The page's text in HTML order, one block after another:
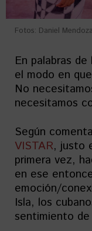
Fotos: Daniel
En palabras
el modo en
No
necesitamos
Según
VISTAR, justo
primera vez,
en ese
emoción/
Isla, los
sentimiento de